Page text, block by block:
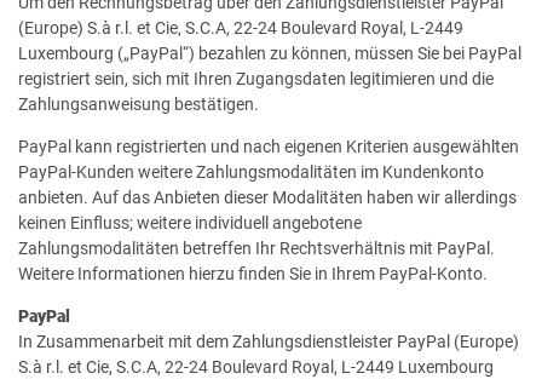
(Europe) S.à r.l. et Cie, S.C.A, 22-24 Boulevard Royal, L-2449
Luxembourg („PayPal“) bezahlen zu können, müssen Sie bei PayPal
registriert sein, sich mit Ihren Zugangsdaten legitimieren und die
Zahlungsanweisung bestätigen.
PayPal kann registrierten und nach eigenen Kriterien ausgewählten
PayPal-Kunden weitere Zahlungsmodalitäten im Kundenkonto
anbieten. Auf das Anbieten dieser Modalitäten haben wir allerdings
keinen Einfluss; weitere individuell angebotene
Zahlungsmodalitäten betreffen Ihr Rechtsverhältnis mit PayPal.
Weitere Informationen hierzu finden Sie in Ihrem PayPal-Konto.
PayPal
In Zusammenarbeit mit dem Zahlungsdienstleister PayPal (Europe)
S.à r.l. et Cie, S.C.A, 22-24 Boulevard Royal, L-2449 Luxembourg